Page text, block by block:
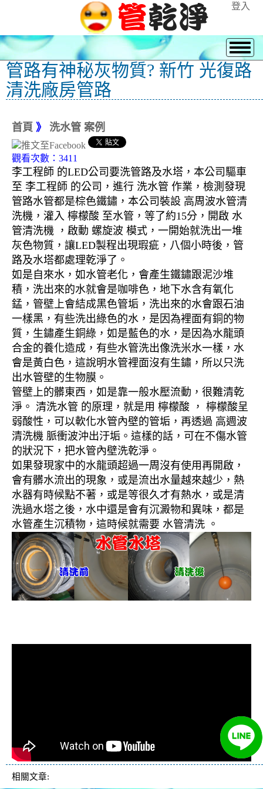
登入
管路有神秘灰物質? 新竹 光復路
清洗廠房管路
首頁 》 洗水管 案例
觀看次數：3411
李工程師 的LED公司要洗管路及水塔，本公司驅車
至 李工程師 的公司，進行 洗水管 作業，檢測發現
管路水管都是棕色鐵鏽，本公司裝設 高周波水管清
洗機，灌入 檸檬酸 至水管，等了約15分，開啟 水
管清洗機 ，啟動 螺旋波 模式，一開始就洗出一堆
灰色物質，讓LED製程出現瑕疵，八個小時後，管
路及水塔都處理乾淨了。
如是自來水，如水管老化，會產生鐵鏽跟泥沙堆
積，洗出來的水就會是咖啡色，地下水含有氧化
錳，管壁上會結成黑色管垢，洗出來的水會跟石油
一樣黑，有些洗出綠色的水，是因為裡面有銅的物
質，生鏽產生銅綠，如是藍色的水，是因為水龍頭
合金的養化造成，有些水管洗出像洗米水一樣，水
會是黃白色，這說明水管裡面沒有生鏽，所以只洗
出水管壁的生物膜。
管壁上的髒東西，如是靠一般水壓流動，很難清乾
淨。 清洗水管 的原理，就是用 檸檬酸 ， 檸檬酸呈
弱酸性，可以軟化水管內壁的管垢，再透過 高週波
清洗機 脈衝波沖出汙垢。這樣的話，可在不傷水管
的狀況下，把水管內壁洗乾淨。
如果發現家中的水龍頭超過一周沒有使用再開啟，
會有髒水流出的現象，或是流出水量越來越少，熱
水器有時候點不著，或是等很久才有熱水，或是清
洗過水塔之後，水中還是會有沉澱物和異味，都是
水管產生沉積物，這時候就需要 水管清洗 。
相關文章: